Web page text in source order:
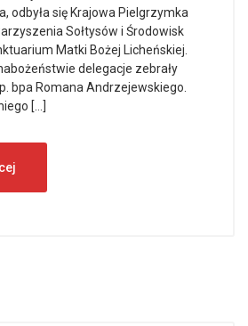
odbyła się Krajowa Pielgrzymka
Sołtysów i Środowisk
Matki Bożej Licheńskiej.
delegacje zebrały
bpa Romana Andrzejewskiego.
[…]